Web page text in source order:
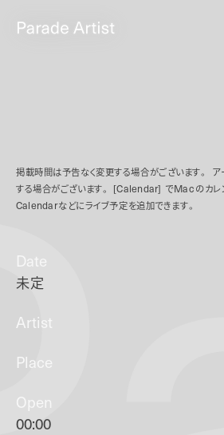
掲載時間は予告なく変更する場合がございます。
ア
する場合がございます。
[Calendar] でMacのカレ
Calendarなどにライブ予定を追加できます。
Date
未定
Artist
Place
Open
00:00